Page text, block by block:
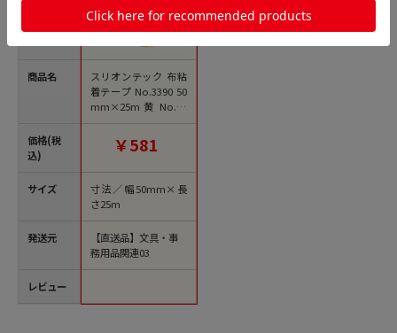
商品名
価格(税
込)
サイズ
発送元
レビュー
スリオンテック 布粘
着テープ No.3390 50
mm×25m 黄 No.33
90-50YL 1巻（ご注文
￥581
寸法／幅50mm×長
さ25m
【直送品】文具・事
務用品関連03